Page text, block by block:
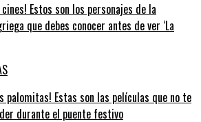
cines! Estos son los personajes de la
que debes conocer antes de ver ‘La
palomitas! Estas son las películas que no te
durante el puente festivo